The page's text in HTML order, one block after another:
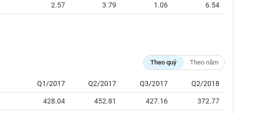
2.57 3.79 1.06 6.54
Theo quý Theo năm
Q1/2017 Q2/2017 Q3/2017 Q2/2018
428.04 452.81 427.16 372.77